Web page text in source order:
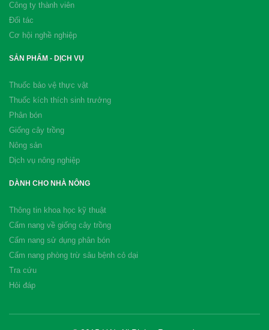
Công ty thành viên
Đối tác
Cơ hội nghề nghiệp
SẢN PHẨM - DỊCH VỤ
Thuốc bảo vệ thực vật
Thuốc kích thích sinh trưởng
Phân bón
Giống cây trồng
Nông sản
Dịch vụ nông nghiệp
DÀNH CHO NHÀ NÔNG
Thông tin khoa học kỹ thuật
Cẩm nang về giống cây trồng
Cẩm nang sử dụng phân bón
Cẩm nang phòng trừ sâu bệnh cỏ dại
Tra cứu
Hỏi đáp